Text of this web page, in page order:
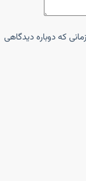
که دوباره دیدگاهی